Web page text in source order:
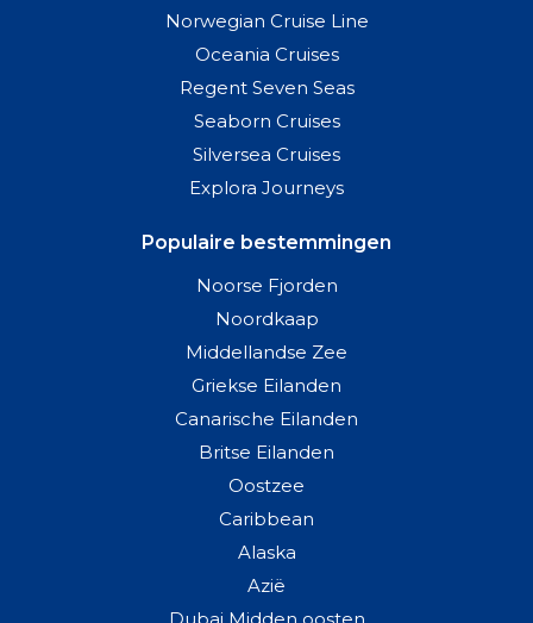
Norwegian Cruise Line
Oceania Cruises
Regent Seven Seas
Seaborn Cruises
Silversea Cruises
Explora Journeys
Populaire bestemmingen
Noorse Fjorden
Noordkaap
Middellandse Zee
Griekse Eilanden
Canarische Eilanden
Britse Eilanden
Oostzee
Caribbean
Alaska
Azië